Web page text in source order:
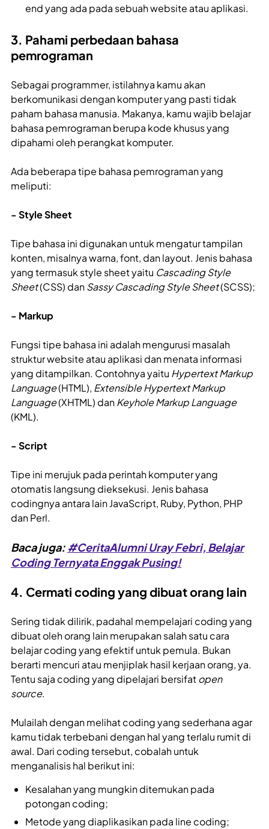
end yang ada pada sebuah website atau aplikasi.
3. Pahami perbedaan bahasa
pemrograman
Sebagai programmer, istilahnya kamu akan
berkomunikasi dengan komputer yang pasti tidak
paham bahasa manusia. Makanya, kamu wajib belajar
bahasa pemrograman berupa kode khusus yang
dipahami oleh perangkat komputer.
Ada beberapa tipe bahasa pemrograman yang
meliputi:
- Style Sheet
Tipe bahasa ini digunakan untuk mengatur tampilan
konten, misalnya warna, font, dan layout. Jenis bahasa
yang termasuk style sheet yaitu Cascading Style
Sheet(CSS) danSassy Cascading Style Sheet(SCSS);
- Markup
Fungsi tipe bahasa ini adalah mengurusi masalah
struktur website atau aplikasi dan menata informasi
yang ditampilkan. Contohnya yaitu Hypertext Markup
Language(HTML), Extensible Hypertext Markup
Language(XHTML) danKeyhole Markup Language
(KML).
- Script
Tipe ini merujuk pada perintah komputer yang
otomatis langsung dieksekusi. Jenis bahasa
codingnya antara lain JavaScript, Ruby, Python, PHP
dan Perl.
Baca juga: #CeritaAlumni Uray Febri, Belajar
Coding Ternyata Enggak Pusing!
4. Cermati coding yang dibuat orang lain
Sering tidak dilirik, padahal mempelajari coding yang
dibuat oleh orang lain merupakan salah satu cara
belajar coding yang efektif untuk pemula. Bukan
berarti mencuri atau menjiplak hasil kerjaan orang, ya.
Tentu saja coding yang dipelajari bersifatopen
source.
Mulailah dengan melihat coding yang sederhana agar
kamu tidak terbebani dengan hal yang terlalu rumit di
awal. Dari coding tersebut, cobalah untuk
menganalisis hal berikut ini:
Kesalahan yang mungkin ditemukan pada
potongan coding;
Metode yang diaplikasikan pada line coding;